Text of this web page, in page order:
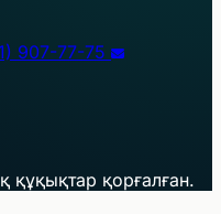
907-77-75
қорғалған.